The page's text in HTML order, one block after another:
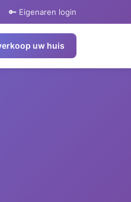
🔑 Eigenaren login
uw huis